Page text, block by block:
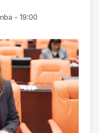
- 19:00